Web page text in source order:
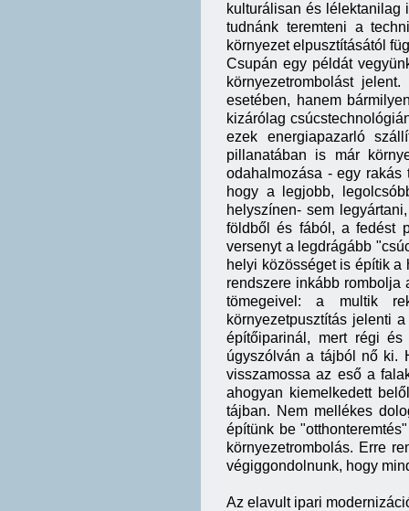
kulturálisan és lélektanilag
tudnánk teremteni a
környezet elpusztításától
Csupán egy példát
környezetrombolást
esetében, hanem
kizárólag
ezek energiapazarló
pillanatában is már
odahalmozása - egy rakás
hogy a legjobb,
helyszínen- sem
földből és fából, a fedést
versenyt a legdrágább
helyi közösséget is építik a
rendszere inkább rombolja
tömegeivel: a multik
környezetpusztítás jelenti
építőiparinál, mert régi
úgyszólván a tájból nő ki.
visszamossa az eső a
ahogyan kiemelkedett
tájban. Nem mellékes
építünk be
környezetrombolás. Erre
végiggondolnunk, hogy
Az elavult ipari